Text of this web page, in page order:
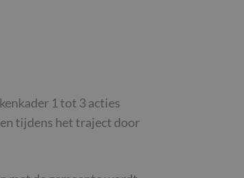
1 tot 3 acties
tijdens het traject door